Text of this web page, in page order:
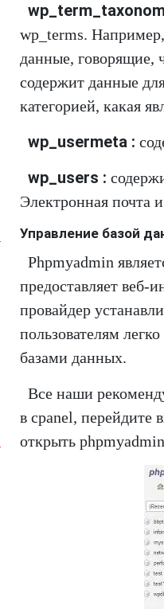
wp_terms. Например,
данные, говорящие,
содержит данные
категорией, какая
wp_usermeta :
wp_users :
Электронная почта
Управление базой
Phpmyadmin
предоставляет веб-
провайдер
пользователям
базами данных.
Все наши
в cpanel, перейдите
открыть